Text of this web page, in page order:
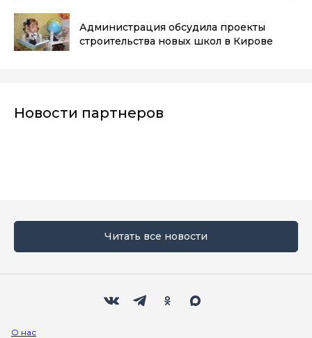
Администрация обсудила проекты
строительства новых школ в Кирове
Новости партнеров
Читать все новости
О нас